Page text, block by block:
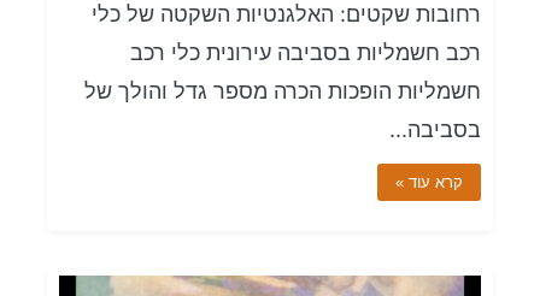
רחובות שקטים: האלגנטיות השקטה של ​​כלי
רכב חשמליות בסביבה עירונית כלי רכב
חשמליות הופכות הכרה מספר גדל והולך של
בסביבה...
קרא עוד »